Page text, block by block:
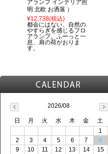
アランプ インテリア照
明 北欧 お洒落 ）
¥12,738(税込)
都会にはない、自然の
やすらぎを感じるフロ
アランプ。ふーっと一
息、肩の荷がおりま
す。
2026/08
日 月 火 水 木 金
土
1
2
3 4 5 6 7
8
9
10 11 12 13 14
15